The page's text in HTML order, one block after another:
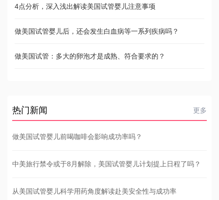
4点分析，深入浅出解读美国试管婴儿注意事项
做美国试管婴儿后，还会发生白血病等一系列疾病吗？
做美国试管：多大的卵泡才是成熟、符合要求的？
热门新闻 更多
做美国试管婴儿前喝咖啡会影响成功率吗？
中美旅行禁令或于8月解除，美国试管婴儿计划提上日程了吗？
从美国试管婴儿科学用药角度解读赴美安全性与成功率